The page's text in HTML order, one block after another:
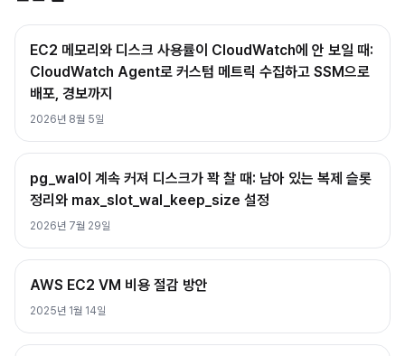
EC2 메모리와 디스크 사용률이 CloudWatch에 안 보일 때:
CloudWatch Agent로 커스텀 메트릭 수집하고 SSM으로
배포, 경보까지
2026년 8월 5일
pg_wal이 계속 커져 디스크가 꽉 찰 때: 남아 있는 복제 슬롯
정리와 max_slot_wal_keep_size 설정
2026년 7월 29일
AWS EC2 VM 비용 절감 방안
2025년 1월 14일